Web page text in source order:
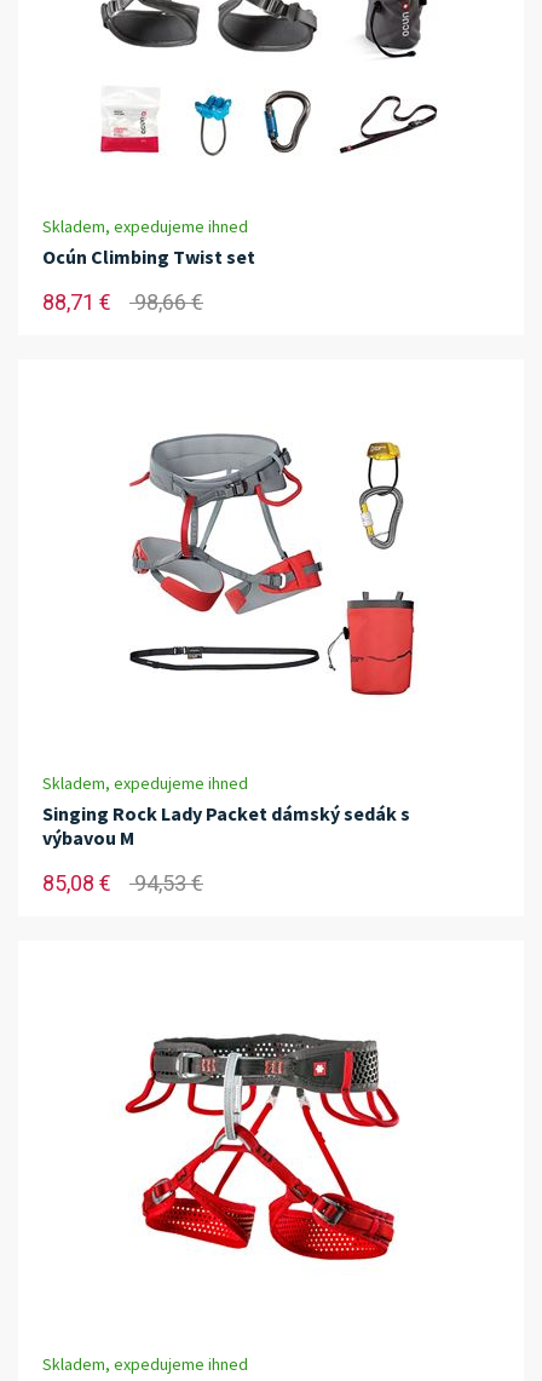
Skladem, expedujeme ihned
Ocún Climbing Twist set
88,71 € 98,66 €
Skladem, expedujeme ihned
Singing Rock Lady Packet dámský sedák s
výbavou M
85,08 € 94,53 €
Skladem, expedujeme ihned